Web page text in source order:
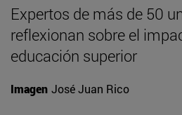
Expertos de más de 50
reflexionan sobre el
educación superior
Imagen José Juan Rico